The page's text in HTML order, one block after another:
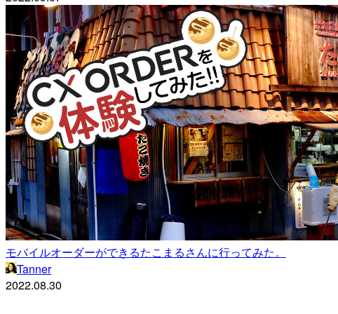
モバイルオーダーができるたこまるさんに行ってみた。
Tanner
2022.08.30